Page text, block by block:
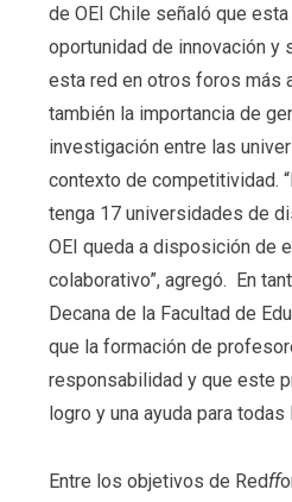
de OEI Chile señaló que
oportunidad de innovación y
esta red en otros foros más
también la importancia de
investigación entre las
contexto de competitividad.
tenga 17 universidades de
OEI queda a disposición de
colaborativo”, agregó. En
Decana de la Facultad de
que la formación de
responsabilidad y que este
logro y una ayuda para
Entre los objetivos de Redff